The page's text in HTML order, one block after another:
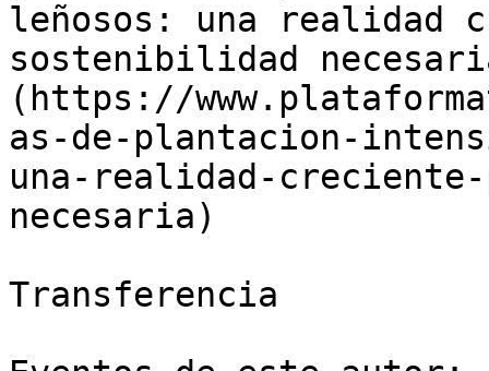
leñosos: una realidad
sostenibilidad
(https://
as-de-plantacion-
una-realidad-
necesaria)
Transferencia